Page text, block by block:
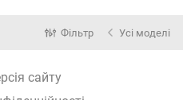
Фільтр Усі моделі
сайту